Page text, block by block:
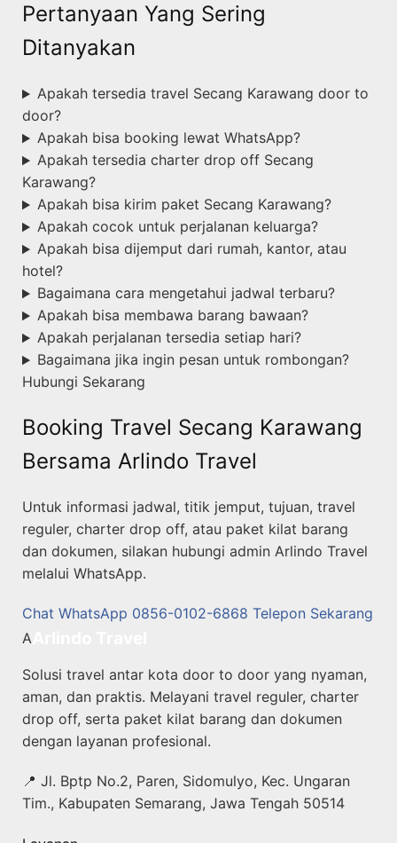
Pertanyaan Yang Sering
Ditanyakan
Apakah tersedia travel Secang Karawang door to
door?
Apakah bisa booking lewat WhatsApp?
Apakah tersedia charter drop off Secang
Karawang?
Apakah bisa kirim paket Secang Karawang?
Apakah cocok untuk perjalanan keluarga?
Apakah bisa dijemput dari rumah, kantor, atau
hotel?
Bagaimana cara mengetahui jadwal terbaru?
Apakah bisa membawa barang bawaan?
Apakah perjalanan tersedia setiap hari?
Bagaimana jika ingin pesan untuk rombongan?
Hubungi Sekarang
Booking Travel Secang Karawang
Bersama Arlindo Travel
Untuk informasi jadwal, titik jemput, tujuan, travel
reguler, charter drop off, atau paket kilat barang
dan dokumen, silakan hubungi admin Arlindo Travel
melalui WhatsApp.
Chat WhatsApp 0856-0102-6868 Telepon Sekarang
A
Solusi travel antar kota door to door yang nyaman,
aman, dan praktis. Melayani travel reguler, charter
drop off, serta paket kilat barang dan dokumen
dengan layanan profesional.
📍 Jl. Bptp No.2, Paren, Sidomulyo, Kec. Ungaran
Tim., Kabupaten Semarang, Jawa Tengah 50514